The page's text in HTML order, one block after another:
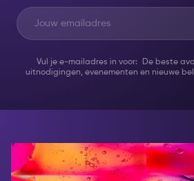
Vul je e-mailadres in voor: De beste
uitnodigingen, evenementen en nieuwe
Reviews